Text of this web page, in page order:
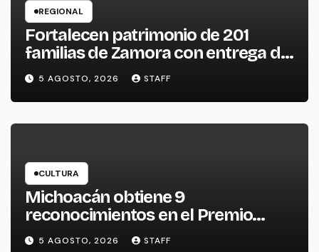
REGIONAL
Fortalecen patrimonio de 201
familias de Zamora con entrega de
escrituras
5 AGOSTO, 2026 STAFF
CULTURA
Michoacán obtiene 9
reconocimientos en el Premio
Nacional de la Cerámica
5 AGOSTO, 2026 STAFF